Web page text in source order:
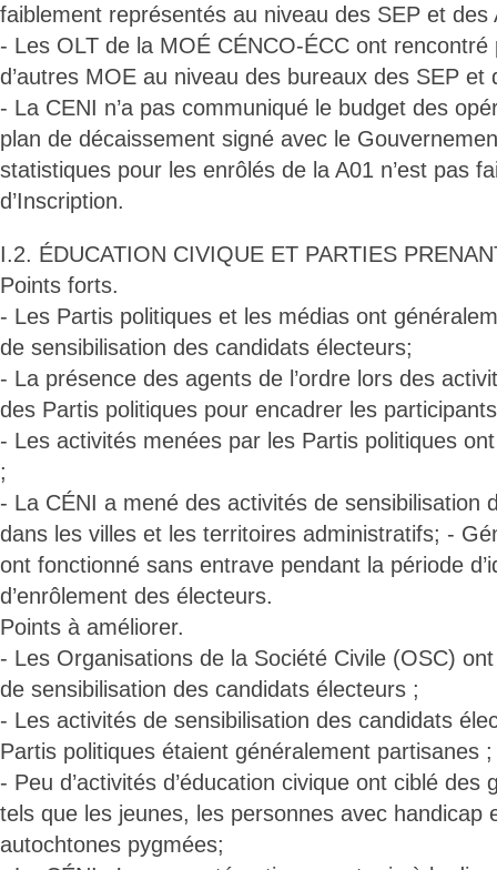
faiblement représentés au niveau des SEP et des
- Les OLT de la MOÉ CÉNCO-ÉCC ont rencontré
d’autres MOE au niveau des bureaux des SEP et
- La CENI n’a pas communiqué le budget des
plan de décaissement signé avec le
statistiques pour les enrôlés de la A01 n’est pas
d’Inscription.
I.2. ÉDUCATION CIVIQUE ET PARTIES
Points forts.
- Les Partis politiques et les médias ont
de sensibilisation des candidats électeurs;
- La présence des agents de l’ordre lors des
des Partis politiques pour encadrer les
- Les activités menées par les Partis politiques
;
- La CÉNI a mené des activités de sensibilisation
dans les villes et les territoires administratifs; -
ont fonctionné sans entrave pendant la période
d’enrôlement des électeurs.
Points à améliorer.
- Les Organisations de la Société Civile (OSC)
de sensibilisation des candidats électeurs ;
- Les activités de sensibilisation des candidats
Partis politiques étaient généralement partisanes ;
- Peu d’activités d’éducation civique ont ciblé des
tels que les jeunes, les personnes avec handicap
autochtones pygmées;